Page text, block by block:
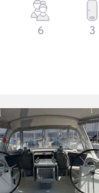
6 3